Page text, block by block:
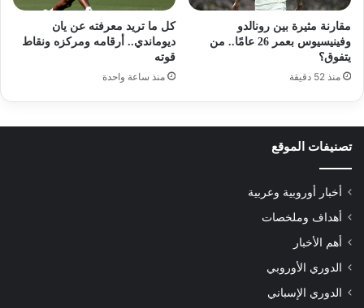
مقارنة مثيرة بين رونالدو
وفينيسيوس بعمر 26 عامًا.. من
يتفوق؟
منذ 52 دقيقة
كل ما تريد معرفته عن يان
ديوماندي.. أرقامه ومركزه ونقاط
قوته
منذ ساعة واحدة
تصنيفات الموقع
أخبار أوروبية وعربية
أهداف وملخصات
أهم الأخبار
الدوري الأوروبي
الدوري الإسباني